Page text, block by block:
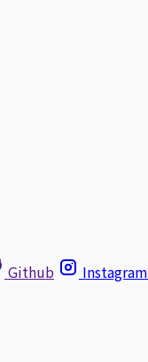
Github Instagram